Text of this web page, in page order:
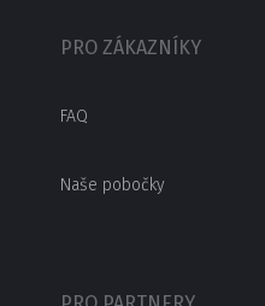
PRO ZÁKAZNÍKY
FAQ
Naše pobočky